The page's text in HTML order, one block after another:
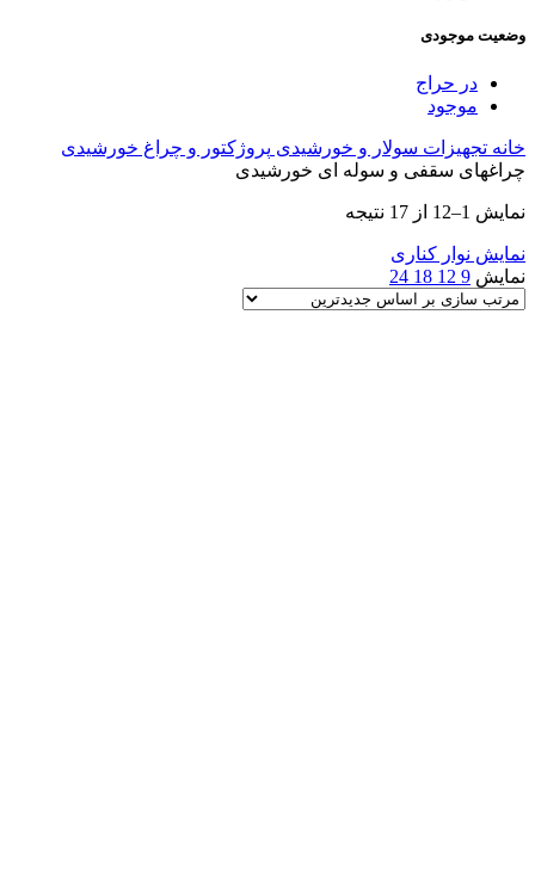
وضعیت موجودی
در حراج
موجود
خانه تجهیزات سولار و خورشیدی پروژکتور و چراغ خورشیدی
چراغهای سقفی و سوله ای خورشیدی
نمایش 1–12 از 17 نتیجه
نمایش نوار کناری
نمایش 9
12
18
24